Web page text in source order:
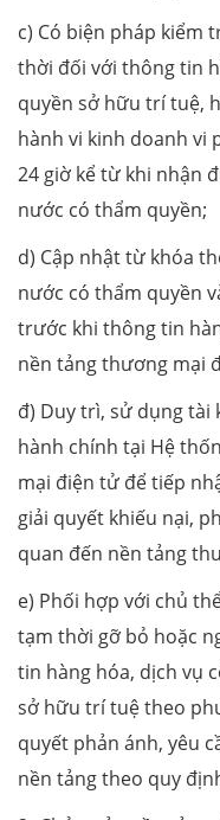
c) Có biện pháp kiểm
thời đối với thông tin
quyền sở hữu trí tuệ,
hành vi kinh doanh vi
24 giờ kể từ khi nhận
nước có thẩm quyền;
d) Cập nhật từ khóa
nước có thẩm quyền
trước khi thông tin
nền tảng thương mại
đ) Duy trì, sử dụng
hành chính tại Hệ
mại điện tử để tiếp
giải quyết khiếu nại,
quan đến nền tảng
e) Phối hợp với chủ
tạm thời gỡ bỏ hoặc
tin hàng hóa, dịch vụ
sở hữu trí tuệ theo
quyết phản ánh, yêu
nền tảng theo quy